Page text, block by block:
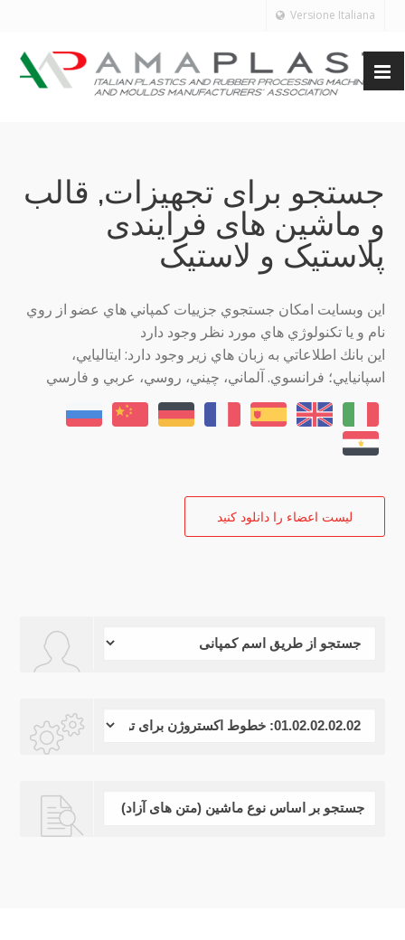
Versione Italiana
جستجو برای تجهیزات, قالب
و ماشین های فرایندی
پلاستیک و لاستیک
اين وبسايت امكان جستجوي جزييات كمپاني هاي عضو از روي
نام و يا تكنولوژي هاي مورد نظر وجود دارد
اين بانك اطلاعاتي به زبان هاي زير وجود دارد: ايتاليايي،
اسپانيايي؛ فرانسوي. آلماني، چيني، روسي، عربي و فارسي
ليست اعضاء را دانلود كنيد